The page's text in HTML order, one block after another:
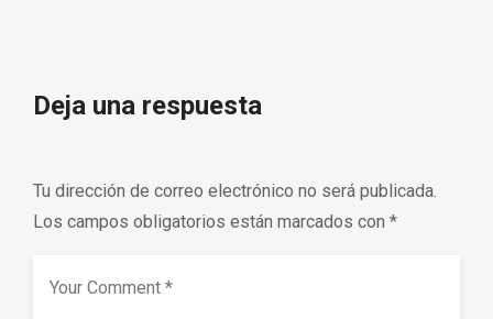
Deja una respuesta
Tu dirección de correo electrónico no será publicada.
Los campos obligatorios están marcados con *